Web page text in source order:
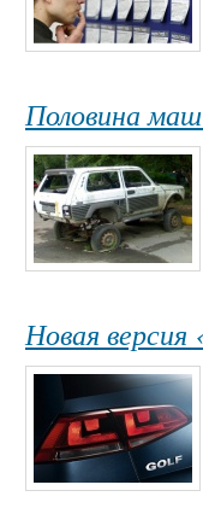
Половина
Новая версия